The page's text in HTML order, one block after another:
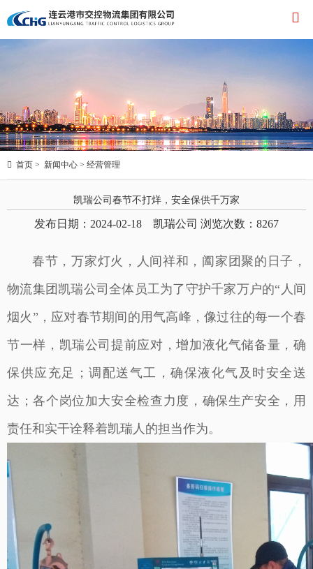

 首页 > 新闻中心 > 经营管理
凯瑞公司春节不打烊，安全保供千万家
发布日期：2024-02-18 凯瑞公司 浏览次数： 8267
春节，万家灯火，人间祥和，阖家团聚的日子，
物流集团凯瑞公司全体员工为了守护千家万户的“人间
烟火”，应对春节期间的用气高峰，像过往的每一个春
节一样，凯瑞公司提前应对，增加液化气储备量，确
保供应充足；调配送气工，确保液化气及时安全送
达；各个岗位加大安全检查力度，确保生产安全，用
责任和实干诠释着凯瑞人的担当作为。